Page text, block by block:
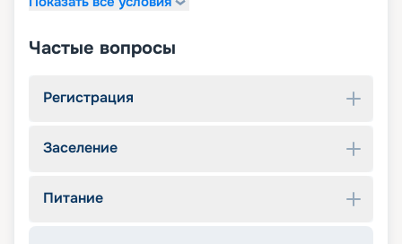
Частые вопросы
Регистрация
Заселение
Питание